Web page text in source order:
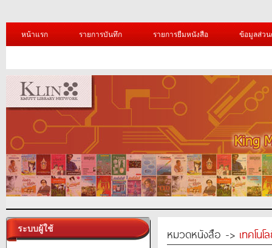
หน้าแรก รายการบันทึก รายการยืมหนังสือ ข้อมูลส่ว
ระบบผู้ใช้ หมวดหนังสือ -> เทคโน